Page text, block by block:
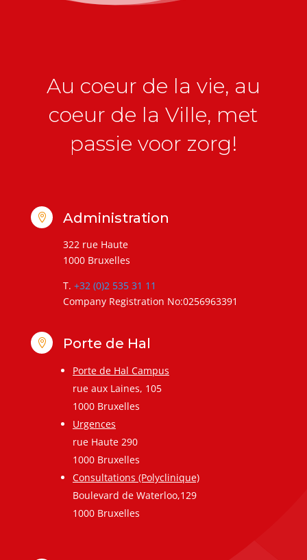
Au coeur de la vie, au
coeur de la Ville, met
passie voor zorg!
 Administration
322 rue Haute
1000 Bruxelles
T. +32 (0)2 535 31 11
Company Registration No:0256963391
 Porte de Hal
Porte de Hal Campus
rue aux Laines, 105
1000 Bruxelles
Urgences
rue Haute 290
1000 Bruxelles
Consultations (Polyclinique)
Boulevard de Waterloo,129
1000 Bruxelles